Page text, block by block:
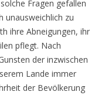
Fragen gefallen
unausweichlich zu
ihre Abneigungen, ihr
pflegt. Nach
der inzwischen
Lande immer
der Bevölkerung